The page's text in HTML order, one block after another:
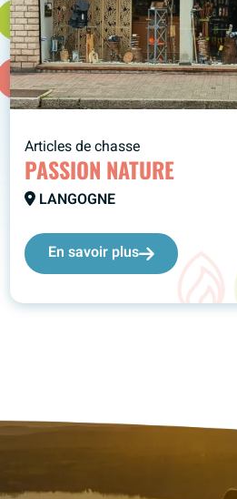
Articles de chasse
PASSION NATURE
LANGOGNE
En savoir plus